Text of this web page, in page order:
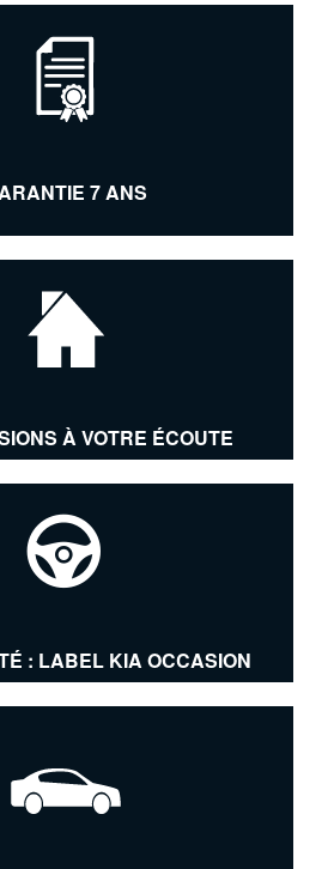
7 ANS
À VOTRE ÉCOUTE
: LABEL KIA OCCASION